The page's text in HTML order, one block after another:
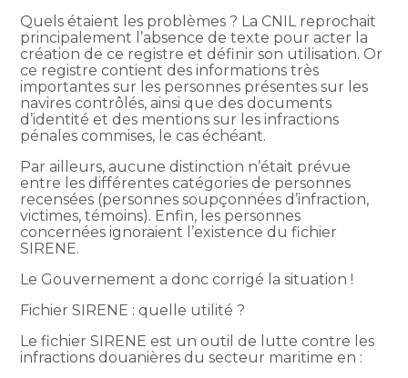
Quels étaient les problèmes ? La CNIL reprochait
principalement l’absence de texte pour acter la
création de ce registre et définir son utilisation. Or
ce registre contient des informations très
importantes sur les personnes présentes sur les
navires contrôlés, ainsi que des documents
d’identité et des mentions sur les infractions
pénales commises, le cas échéant.
Par ailleurs, aucune distinction n’était prévue
entre les différentes catégories de personnes
recensées (personnes soupçonnées d’infraction,
victimes, témoins). Enfin, les personnes
concernées ignoraient l’existence du fichier
SIRENE.
Le Gouvernement a donc corrigé la situation !
Fichier SIRENE : quelle utilité ?
Le fichier SIRENE est un outil de lutte contre les
infractions douanières du secteur maritime en :